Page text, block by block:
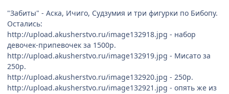
"Забиты" - Аска, Ичиго, Судзумия и три фигурки по Бибопу.
Остались:
http://upload.akusherstvo.ru/image132918.jpg - набор
девочек-припевочек за 1500р.
http://upload.akusherstvo.ru/image132919.jpg - Мисато за
250р.
http://upload.akusherstvo.ru/image132920.jpg - 250р.
http://upload.akusherstvo.ru/image132921.jpg - опять же из